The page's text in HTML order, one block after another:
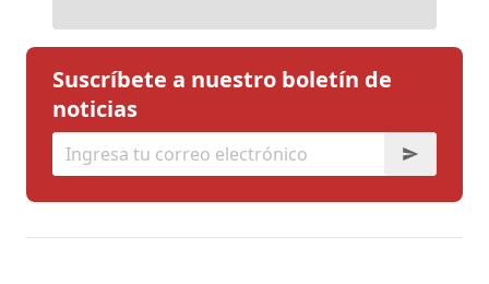
Suscríbete a nuestro boletín de
noticias